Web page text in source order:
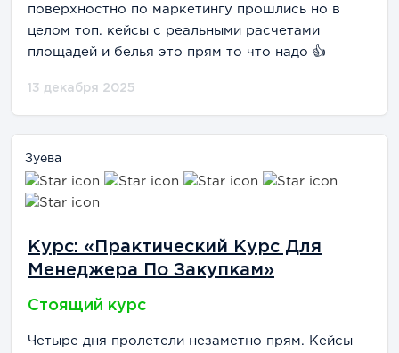
поверхностно по маркетингу прошлись но в
целом топ. кейсы с реальными расчетами
площадей и белья это прям то что надо 👍
13 декабря 2025
Зуева
Курс: «Практический Курс Для
Менеджера По Закупкам»
Стоящий курс
Четыре дня пролетели незаметно прям. Кейсы